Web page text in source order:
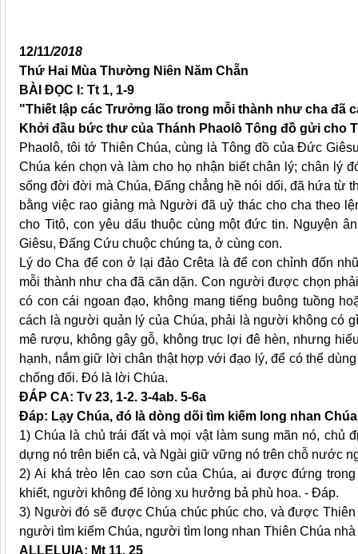
12/11/2018
Thứ Hai Mùa Thường Niên Năm Chẵn
BÀI ĐỌC I: Tt 1, 1-9
"Thiết lập các Trưởng lão trong mỗi thành như cha đã
Khởi đầu bức thư của Thánh Phaolô Tông đồ gửi cho
Phaolô, tôi tớ Thiên Chúa, cùng là Tông đồ của Đức
Chúa kén chọn và làm cho họ nhận biết chân lý; chân lý
sống đời đời mà Chúa, Đấng chẳng hề nói dối, đã hứa
bằng việc rao giảng mà Người đã uỷ thác cho cha theo
cho Titô, con yêu dấu thuộc cùng một đức tin. Nguyện
Giêsu, Đấng Cứu chuộc chúng ta, ở cùng con.
Lý do Cha để con ở lại đảo Crêta là để con chỉnh đốn
mỗi thành như cha đã căn dặn. Con người được chọn
có con cái ngoan đạo, không mang tiếng buông tuồng
cách là người quản lý của Chúa, phải là người không có
mê rượu, không gây gỗ, không trục lợi đê hèn, nhưng
hạnh, nắm giữ lời chân thật hợp với đạo lý, để có thể
chống đối. Đó là lời Chúa.
ĐÁP CA: Tv 23, 1-2. 3-4ab. 5-6a
Đáp: Lạy Chúa, đó là dòng dõi tìm kiếm long nhan Chúa
1) Chúa là chủ trái đất và mọi vật làm sung mãn nó, chủ
dựng nó trên biển cả, và Ngài giữ vững nó trên chỗ nước
2) Ai khá trèo lên cao sơn của Chúa, ai được đứng
khiết, người không để lòng xu hưởng bả phù hoa. - Đáp.
3) Người đó sẽ được Chúa chúc phúc cho, và được
người tìm kiếm Chúa, người tìm long nhan Thiên Chúa
ALLELUIA: Mt 11, 25